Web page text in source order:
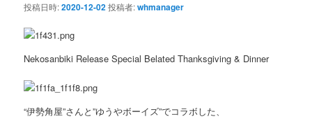
投稿日時:2020-12-02投稿者:whmanager
Nekosanbiki Release Special Belated Thanksgiving & Dinner
“伊勢角屋”さんと”ゆうやボーイズ”でコラボした、